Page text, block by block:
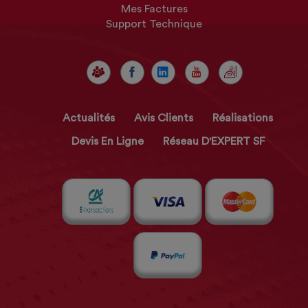
Mes Factures
Support Technique
Actualités Avis Clients Réalisations
Devis En Ligne Réseau D'EXPERT SF